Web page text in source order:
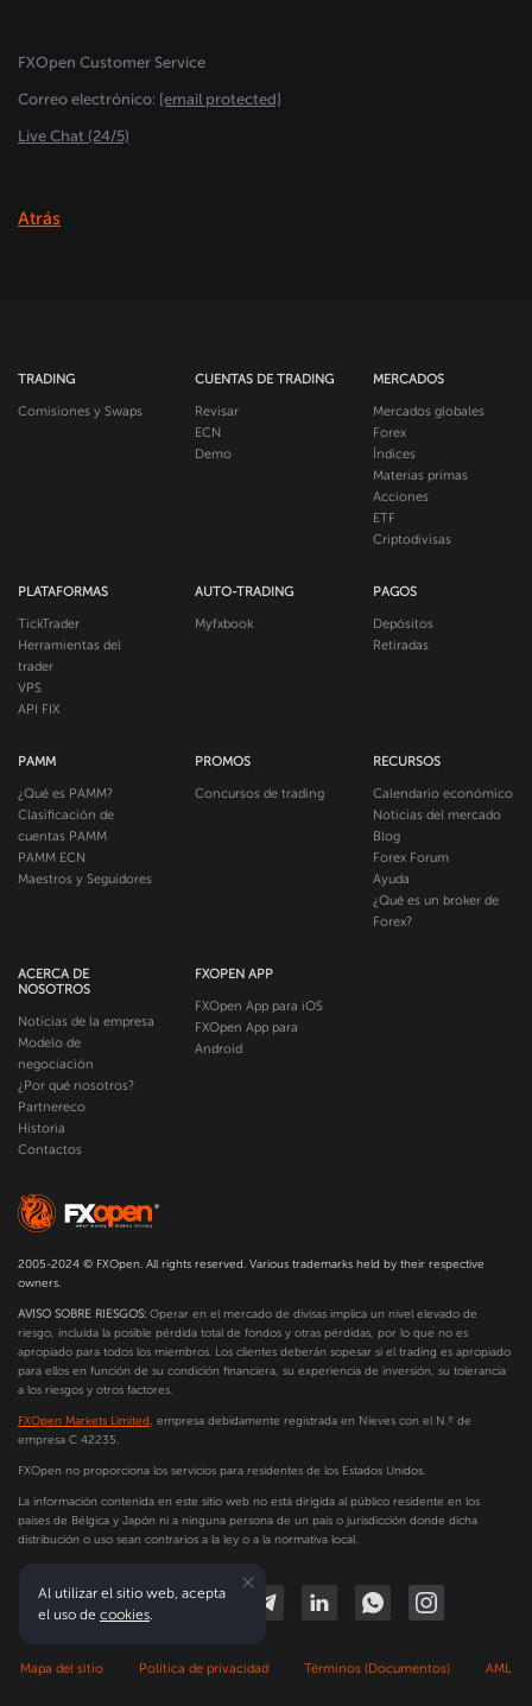
FXOpen Customer Service
Сorreo electrónico: [email protected]
Live Chat (24/5)
Atrás
TRADING
Comisiones y Swaps
CUENTAS DE TRADING
Revisar
ECN
Demo
MERCADOS
Mercados globales
Forex
Índices
Materias primas
Acciones
ETF
Criptodivisas
PLATAFORMAS
TickTrader
Herramientas del
trader
VPS
API FIX
AUTO-TRADING
Myfxbook
PAGOS
Depósitos
Retiradas
PAMM
¿Qué es PAMM?
Clasificación de
cuentas PAMM
PAMM ECN
Maestros y Seguidores
PROMOS
Concursos de trading
RECURSOS
Calendario económico
Noticias del mercado
Blog
Forex Forum
Ayuda
¿Qué es un broker de
Forex?
ACERCA DE
NOSOTROS
Noticias de la empresa
Modelo de
negociación
¿Por qué nosotros?
Partnereco
Historia
Contactos
FXOPEN APP
FXOpen App para iOS
FXOpen App para
Android
2005-2024 © FXOpen. All rights reserved. Various trademarks held by their respective
owners.
AVISO SOBRE RIESGOS: Operar en el mercado de divisas implica un nivel elevado de
riesgo, incluida la posible pérdida total de fondos y otras pérdidas, por lo que no es
apropiado para todos los miembros. Los clientes deberán sopesar si el trading es apropiado
para ellos en función de su condición financiera, su experiencia de inversión, su tolerancia
a los riesgos y otros factores.
FXOpen Markets Limited, empresa debidamente registrada en Nieves con el N.º de
empresa C 42235.
FXOpen no proporciona los servicios para residentes de los Estados Unidos.
La información contenida en este sitio web no está dirigida al público residente en los
países de Bélgica y Japón ni a ninguna persona de un país o jurisdicción donde dicha
distribución o uso sean contrarios a la ley o a la normativa local.
Mapa del sitio Política de privacidad Términos (Documentos) AML
Al utilizar el sitio web, acepta
el uso de cookies.